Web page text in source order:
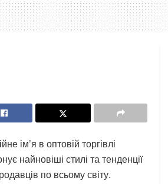
ім’я в оптовій торгівлі
найновіші стилі та тенденції
по всьому світу.